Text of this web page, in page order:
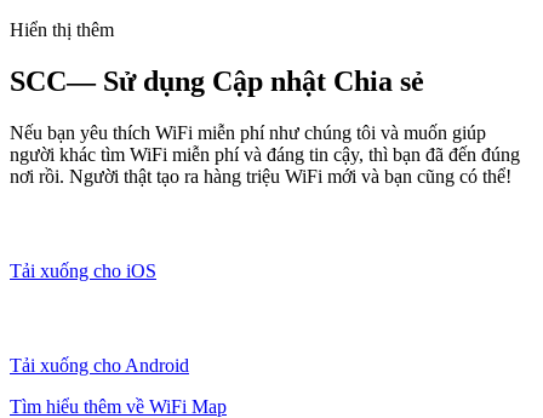
Hiển thị thêm
SCC— Sử dụng Cập nhật Chia sẻ
Nếu bạn yêu thích WiFi miễn phí như chúng tôi và muốn giúp
người khác tìm WiFi miễn phí và đáng tin cậy, thì bạn đã đến đúng
nơi rồi. Người thật tạo ra hàng triệu WiFi mới và bạn cũng có thể!
Tải xuống cho iOS
Tải xuống cho Android
Tìm hiểu thêm về WiFi Map